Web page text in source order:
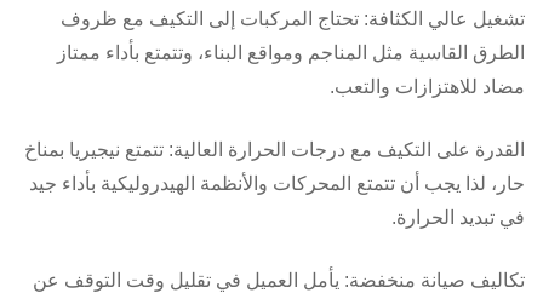
تشغيل عالي الكثافة: تحتاج المركبات إلى التكيف مع ظروف
الطرق القاسية مثل المناجم ومواقع البناء، وتتمتع بأداء ممتاز
مضاد للاهتزازات والتعب.
القدرة على التكيف مع درجات الحرارة العالية: تتمتع نيجيريا بمناخ
حار، لذا يجب أن تتمتع المحركات والأنظمة الهيدروليكية بأداء جيد
في تبديد الحرارة.
تكاليف صيانة منخفضة: يأمل العميل في تقليل وقت التوقف عن